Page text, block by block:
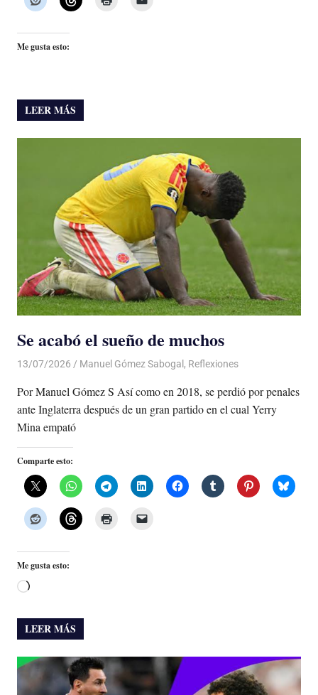
Me gusta esto:
LEER MÁS
Se acabó el sueño de muchos
13/07/2026 De todo un Poco
Manuel Gómez Sabogal, Reflexiones
Por Manuel Gómez S Así como en 2018, se perdió por penales
ante Inglaterra después de un gran partido en el cual Yerry
Mina empató
Comparte esto:
Me gusta esto:
Cargando...
LEER MÁS